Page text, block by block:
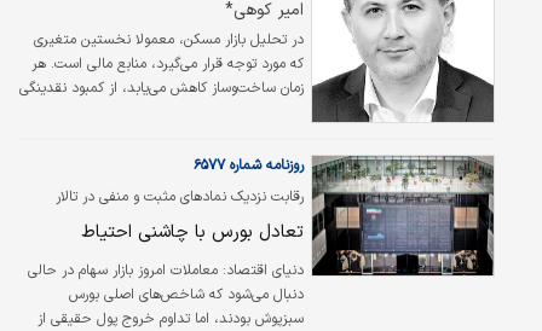
امیر کوهی*
در تحلیل بازار مسکن، معمولا نخستین متغیری
که مورد توجه قرار می‌گیرد، منابع مالی است. هر
زمان ساخت‌وساز کاهش می‌یابد، از کمبود نقدینگی
سرمایه جست‌وجو می‌شود. این نگاه، هرچند
بخشی از واقعیت را توضیح می‌دهد، اما همه
واقعیت نیست.
رقابت نزدیک نمادهای مثبت و منفی در تالار
روزنامه شماره ۶۵۷۷
تعادل بورس با چاشنی احتیاط
دنیای اقتصاد: معاملات امروز بازار سهام در حالی
دنبال می‌شود که شاخص‌های اصلی بورس
سبزپوش بودند، اما تداوم خروج پول حقیقی از